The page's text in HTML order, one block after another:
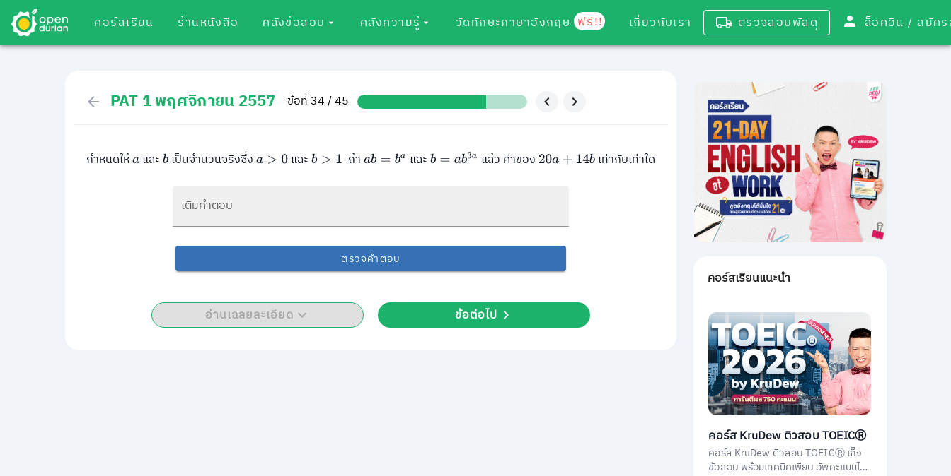
คอร์สเรียน ร้านหนังสือ คลังข้อสอบ คลังความรู้ วัดทักษะภาษาอังกฤษ ฟรี!! เกี่ยวกับเรา ตรวจสอบพัสดุ ล็อคอิน /
PAT 1 พฤศจิกายน 2557 ข้อที่ 34 / 45
กำหนดให้aและbเป็นจำนวนจริงซึ่งa>0 และb >1 ถ้าab=ba และb =ab3a แล้ว ค่าของ 20a+14b เท่ากับเท่าใด
เติมคำตอบ
ตรวจคำตอบ
อ่านเฉลยละเอียด ข้อต่อไป
คอร์สเรียนแนะนำ
คอร์ส KruDew ติวสอบ TOEICⓇ
คอร์ส KruDew ติวสอบ TOEICⓇ เก็ง
ข้อสอบ พร้อมเทคนิคเพียบ อัพคะแนนได้